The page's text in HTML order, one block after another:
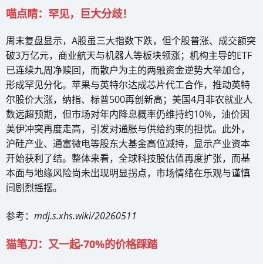
喵点睛：罕见，巨大分歧！
周末复盘显示，A股虽三大指数下跌，但个股普涨、成交额突
破3万亿元，商业航天与机器人等板块领涨；机构主导的ETF
已连续九周净赎回，而散户为主的两融资金逆势大举加仓，
形成罕见分化。苹果与英特尔达成芯片代工合作，推动英特
尔股价大涨，纳指、标普500再创新高；美国4月非农就业人
数远超预期，但市场对年内降息概率仍维持约10%，油价因
美伊冲突再度走高，引发对通胀与供给约束的担忧。此外，
沪硅产业、通富微电等股东大基金高位减持，显示产业资本
开始获利了结。整体来看，全球科技股估值再度扩张，而基
本面与地缘风险尚未出现明显拐点，市场情绪在乐观与谨慎
间剧烈摇摆。
参考： mdj.s.xhs.wiki/20260511
猫笔刀：又一起-70%的价格踩踏